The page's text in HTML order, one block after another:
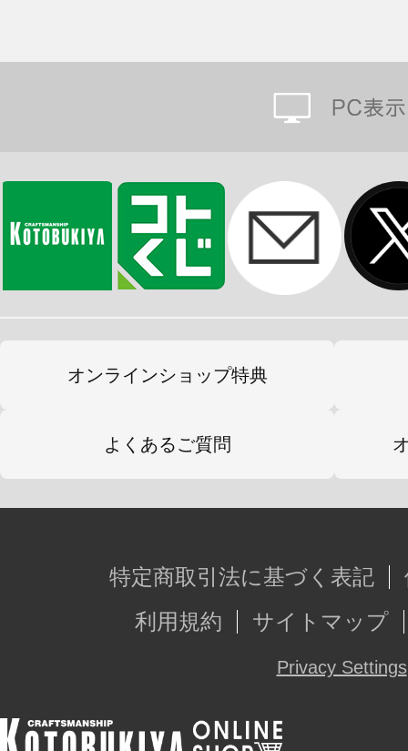
オンラインショップ特典
よくあるご質問
特定商取引法に基づく表記
利用規約
サイトマップ
Privacy Settings